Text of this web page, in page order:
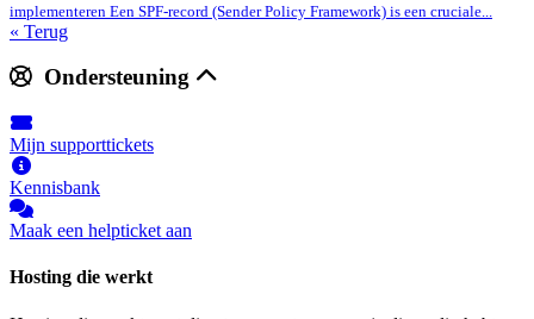
implementeren Een SPF-record (Sender Policy Framework) is een cruciale...
« Terug
Ondersteuning
Mijn supporttickets
Kennisbank
Maak een helpticket aan
Hosting die werkt